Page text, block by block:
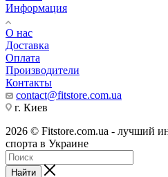
Информация
О нас
Доставка
Оплата
Производители
Контакты
contact@fitstore.com.ua
г. Киев
2026 © Fitstore.com.ua - лучший
спорта в Украине
Найти